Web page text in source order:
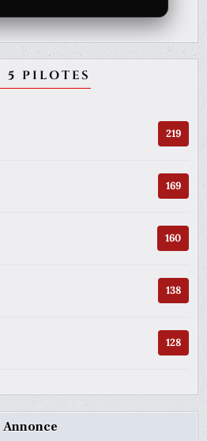
5 PILOTES
219
169
160
138
128
Annonce